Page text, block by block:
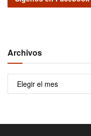
Archivos
Archivos